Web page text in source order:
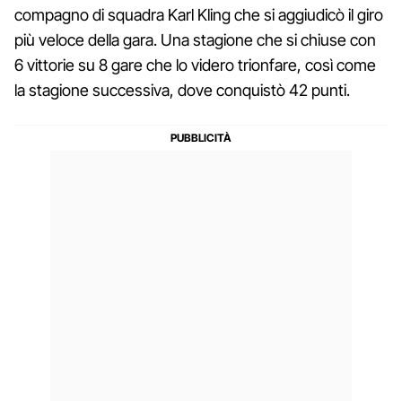
compagno di squadra Karl Kling che si aggiudicò il giro
più veloce della gara. Una stagione che si chiuse con
6 vittorie su 8 gare che lo videro trionfare, così come
la stagione successiva, dove conquistò 42 punti.